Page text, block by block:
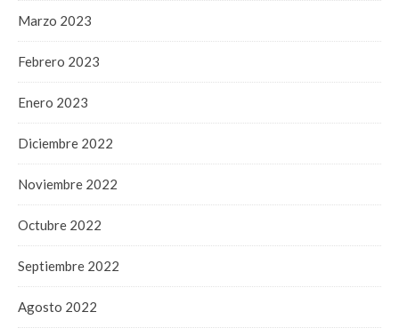
Marzo 2023
Febrero 2023
Enero 2023
Diciembre 2022
Noviembre 2022
Octubre 2022
Septiembre 2022
Agosto 2022